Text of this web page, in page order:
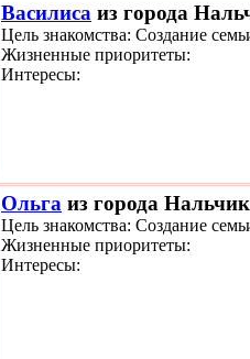
Василиса из города
Цель знакомства: Создание
Жизненные приоритеты:
Интересы:
Ольга из города
Цель знакомства: Создание
Жизненные приоритеты:
Интересы: